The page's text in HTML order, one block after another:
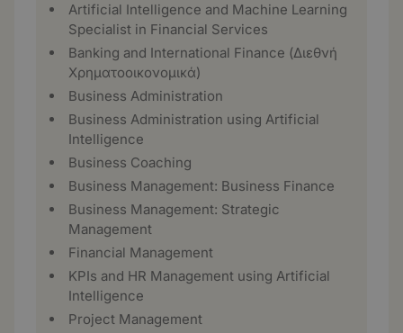
Artificial Intelligence and Machine Learning
Specialist in Financial Services
Banking and International Finance (Διεθνή
Χρηματοοικονομικά)
Business Administration
Business Administration using Artificial
Intelligence
Business Coaching
Business Management: Business Finance
Business Management: Strategic
Management
Financial Management
KPIs and HR Management using Artificial
Intelligence
Project Management